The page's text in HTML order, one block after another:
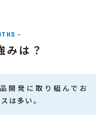
-
みは？
開発に取り組んでお
は多い。